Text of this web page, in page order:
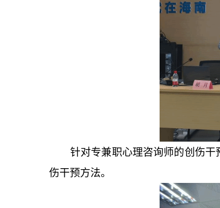
针对专兼职心理咨询师的创伤
伤干预方法。